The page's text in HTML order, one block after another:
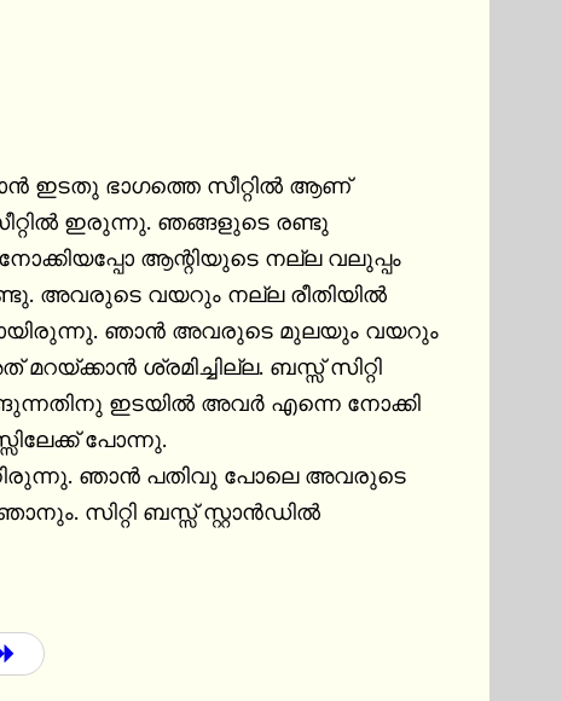
ഇടതു ഭാഗത്തെ സീറ്റിൽ ആണ്
ഇരുന്നു. ഞങ്ങളുടെ രണ്ടു
ആന്റിയുടെ നല്ല വലുപ്പം
അവരുടെ വയറും നല്ല രീതിയിൽ
ഞാൻ അവരുടെ മുലയും വയറും
ശ്രമിച്ചില്ല. ബസ്സ് സിറ്റി
ഇടയിൽ അവർ എന്നെ നോക്കി
പോന്നു.
ഞാൻ പതിവു പോലെ അവരുടെ
സിറ്റി ബസ്സ് സ്റ്റാൻഡിൽ